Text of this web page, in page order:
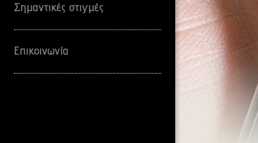
Σημαντικές στιγμές
Επικοινωνία